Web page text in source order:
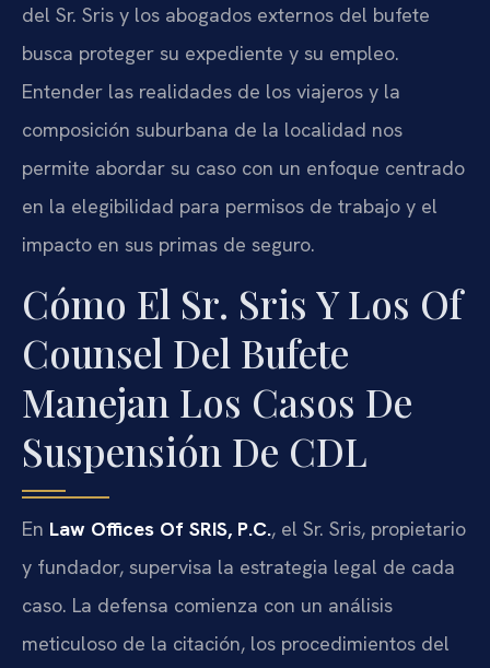
del Sr. Sris y los abogados externos del bufete
busca proteger su expediente y su empleo.
Entender las realidades de los viajeros y la
composición suburbana de la localidad nos
permite abordar su caso con un enfoque centrado
en la elegibilidad para permisos de trabajo y el
impacto en sus primas de seguro.
Cómo El Sr. Sris Y Los Of
Counsel Del Bufete
Manejan Los Casos De
Suspensión De CDL
En Law Offices Of SRIS, P.C., el Sr. Sris, propietario
y fundador, supervisa la estrategia legal de cada
caso. La defensa comienza con un análisis
meticuloso de la citación, los procedimientos del